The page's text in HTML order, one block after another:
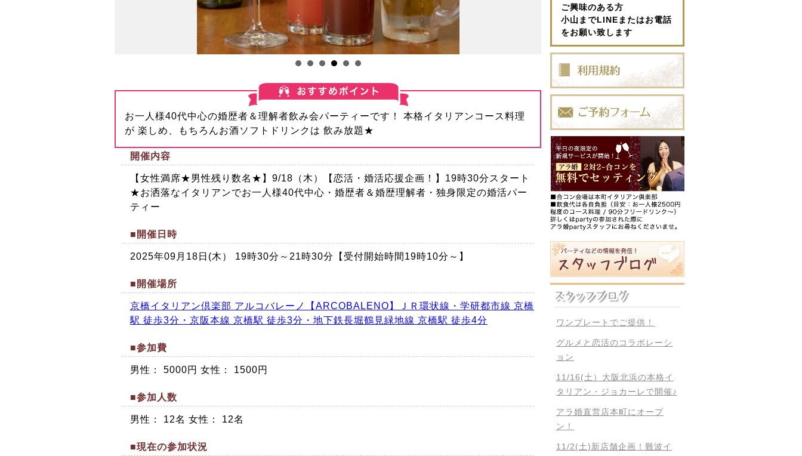
お一人様40代中心の婚歴者＆理解者飲み会パーティーです！ 本格イタリアンコース料理
が 楽しめ、もちろんお酒ソフトドリンクは 飲み放題★
開催内容
【女性満席★男性残り数名★】9/18（木）【恋活・婚活応援企画！】19時30分スタート
★お洒落なイタリアンでお一人様40代中心・婚歴者＆婚歴理解者・独身限定の婚活パー
ティー
■開催日時
2025年09月18日(木） 19時30分～21時30分【受付開始時間19時10分～】
■開催場所
京橋イタリアン倶楽部 アルコバレーノ【ARCOBALENO】ＪＲ環状線・学研都市線 京橋
駅 徒歩3分・京阪本線 京橋駅 徒歩3分・地下鉄長堀鶴見緑地線 京橋駅 徒歩4分
■参加費
男性： 5000円 女性： 1500円
■参加人数
男性： 12名 女性： 12名
■現在の参加状況
ご興味のある方
小山までLINEまたはお電話
をお願い致します
ワンプレートでご提供！
グルメと恋活のコラボレーシ
ョン
11/16(土）大阪北浜の本格イ
タリアン・ジョカーレで開催♪
アラ婚直営店本町にオープ
ン！
11/2(土)新店舗企画！難波イ